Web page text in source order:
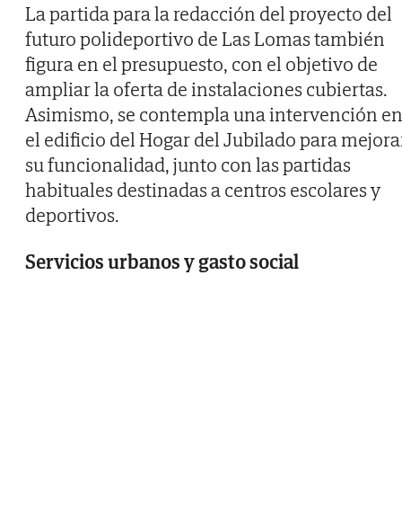
La partida para la redacción del proyecto del
futuro polideportivo de Las Lomas también
figura en el presupuesto, con el objetivo de
ampliar la oferta de instalaciones cubiertas.
Asimismo, se contempla una intervención en
el edificio del Hogar del Jubilado para
su funcionalidad, junto con las partidas
habituales destinadas a centros escolares y
deportivos.
Servicios urbanos y gasto social